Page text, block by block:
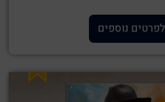
לפרטים נוספים